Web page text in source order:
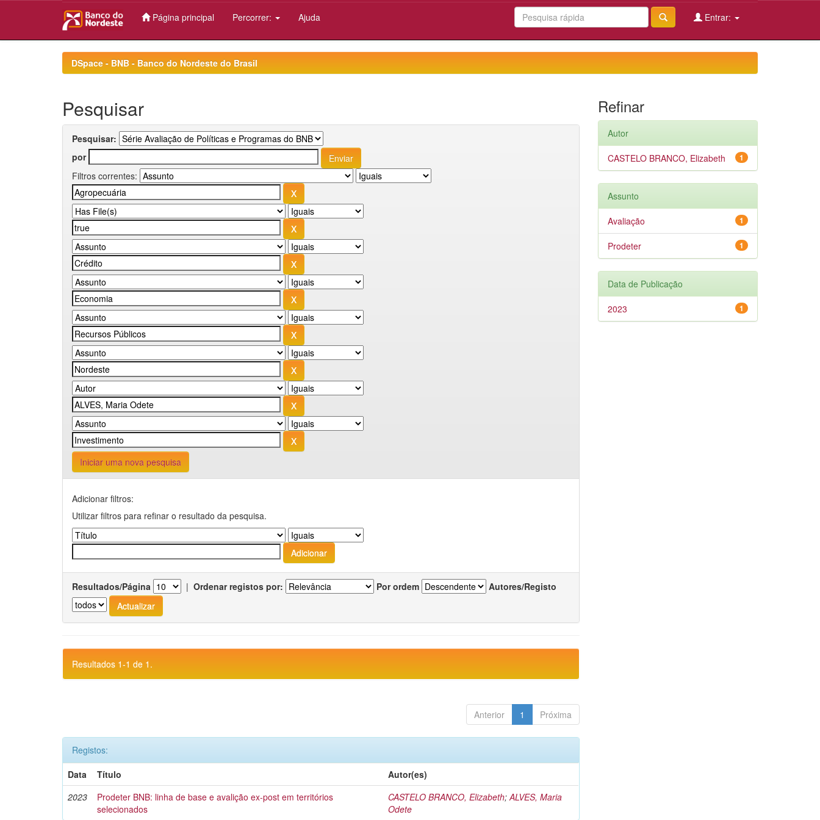
Página principal Percorrer: Ajuda Entrar:
DSpace - BNB - Banco do Nordeste do Brasil
Pesquisar
Pesquisar:
por
Filtros correntes:
Iniciar uma nova pesquisa
Adicionar filtros:
Utilizar filtros para refinar o resultado da pesquisa.
Resultados/Página | Ordenar registos por: Por ordem Autores/Registo
Resultados 1-1 de 1.
Anterior 1 Próxima
Registos:
Data
Título
Autor(es)
2023
Prodeter BNB: linha de base e avalição ex-post em territórios
selecionados
CASTELO BRANCO, Elizabeth;ALVES, Maria
Odete
Refinar
Autor
1
CASTELO BRANCO, Elizabeth
Assunto
1
Avaliação
1
Prodeter
Data de Publicação
1
2023